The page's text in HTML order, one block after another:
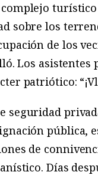
sobre los
de los
Los asistentes
patriótico:
seguridad
pública,
de
Días